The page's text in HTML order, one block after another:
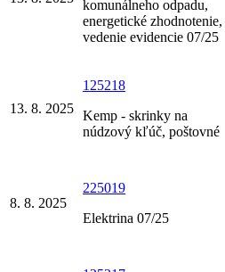
komunálneho odpadu,
energetické zhodnotenie,
vedenie evidencie 07/25
13. 8. 2025
125218
Kemp - skrinky na
núdzový kľúč, poštovné
8. 8. 2025
225019
Elektrina 07/25